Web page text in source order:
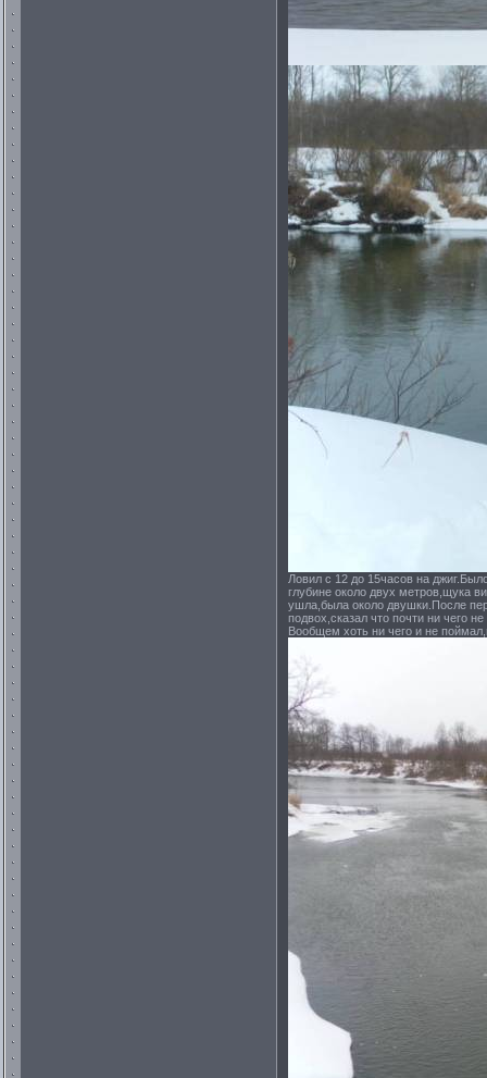
Ловил с 12 до 15часов на
глубине около двух метров,щука
ушла,была около двушки.После
подвох,сказал что почти ни чего
Воoбщем хоть ни чего и не